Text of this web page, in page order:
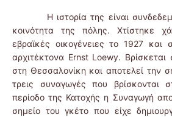
Η ιστορία της είναι
κοινότητα της πόλης. Χτίστηκε
εβραϊκές οικογένειες το 1927 και
αρχιτέκτονα Ernst Loewy.
στη Θεσσαλονίκη και αποτελεί την
τρεις συναγωγές που βρίσκονται
περίοδο της Κατοχής η Συναγωγή
σημείο του γκέτο που είχε